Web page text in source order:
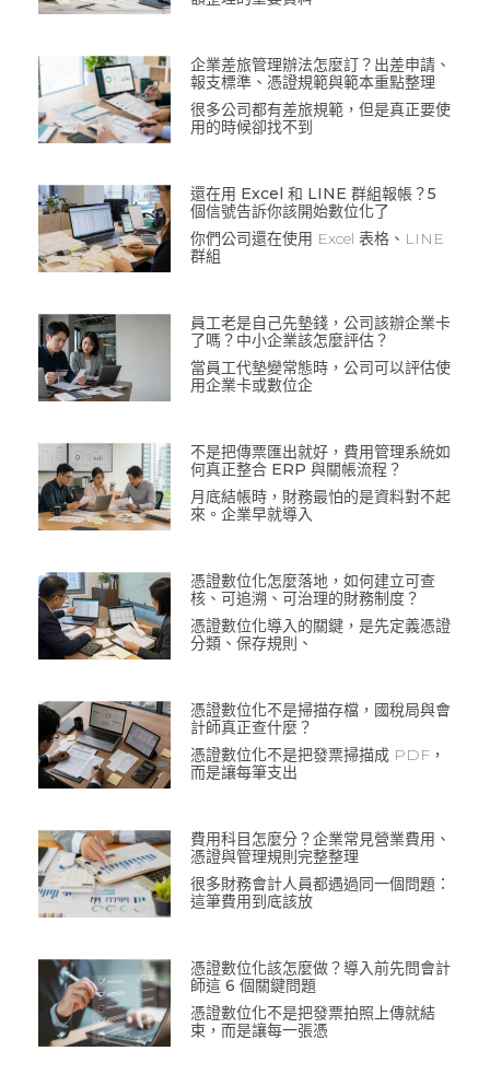
企業差旅管理辦法怎麼訂？出差申請、
報支標準、憑證規範與範本重點整理
很多公司都有差旅規範，但是真正要使
用的時候卻找不到
還在用 Excel 和 LINE 群組報帳？5
個信號告訴你該開始數位化了
你們公司還在使用 Excel 表格、LINE
群組
員工老是自己先墊錢，公司該辦企業卡
了嗎？中小企業該怎麼評估？
當員工代墊變常態時，公司可以評估使
用企業卡或數位企
不是把傳票匯出就好，費用管理系統如
何真正整合 ERP 與關帳流程？
月底結帳時，財務最怕的是資料對不起
來。企業早就導入
憑證數位化怎麼落地，如何建立可查
核、可追溯、可治理的財務制度？
憑證數位化導入的關鍵，是先定義憑證
分類、保存規則、
憑證數位化不是掃描存檔，國稅局與會
計師真正查什麼？
憑證數位化不是把發票掃描成 PDF，
而是讓每筆支出
費用科目怎麼分？企業常見營業費用、
憑證與管理規則完整整理
很多財務會計人員都遇過同一個問題：
這筆費用到底該放
憑證數位化該怎麼做？導入前先問會計
師這 6 個關鍵問題
憑證數位化不是把發票拍照上傳就結
束，而是讓每一張憑